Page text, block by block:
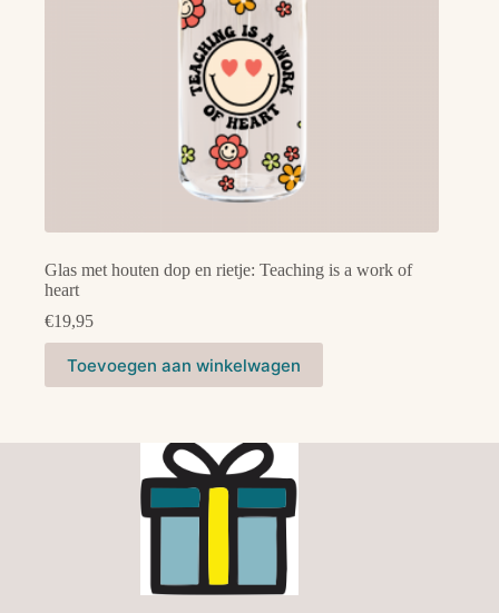
Glas met houten dop en rietje: Teaching is a work of
heart
€19,95
Toevoegen aan winkelwagen